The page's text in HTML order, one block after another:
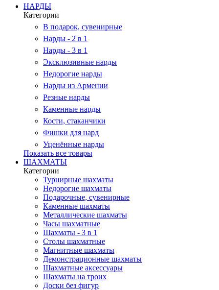
НАРДЫ
Категории
В подарок, сувенирные
Нарды - 2 в 1
Нарды - 3 в 1
Эксклюзивные нарды
Недорогие нарды
Нарды из Армении
Резные нарды
Каменные нарды
Кости, стаканчики
Фишки для нард
Уценённые нарды
Показать все товары
ШАХМАТЫ
Категории
Турнирные шахматы
Недорогие шахматы
Подарочные, сувенирные
Каменные шахматы
Металлические шахматы
Часы шахматные
Шахматы - 3 в 1
Столы шахматные
Магнитные шахматы
Демонстрационные шахматы
Шахматные аксессуары
Шахматы на троих
Доски без фигур